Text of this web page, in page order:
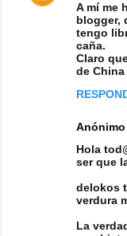
A mí me
blogger,
tengo
caña.
Claro
de China
Anónimo
Hola
ser que
delokos
verdura
La